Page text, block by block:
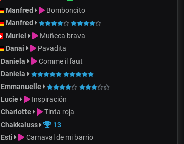
Manfred Bomboncito
Manfred
Muriel Muñeca brava
Danai Pavadita
Daniela Comme il faut
Daniela
Emmanuelle
Lucie Inspiración
Charlotte Tinta roja
Chakkaluss 13
Esti Carnaval de mi barrio